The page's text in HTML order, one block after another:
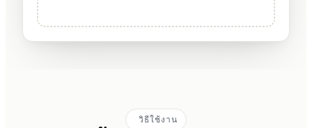
วิธีใช้งาน